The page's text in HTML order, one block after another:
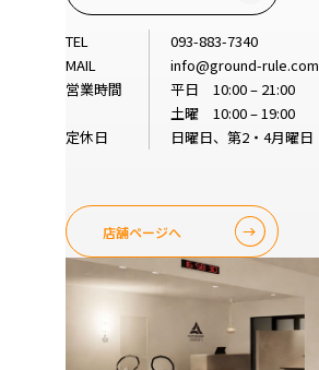
TEL
093-883-7340
MAIL
info@ground-rule.com
営業時間
平日 10:00 – 21:00
土曜 10:00 – 19:00
定休日
日曜日、第2・4月曜日
店舗ページへ